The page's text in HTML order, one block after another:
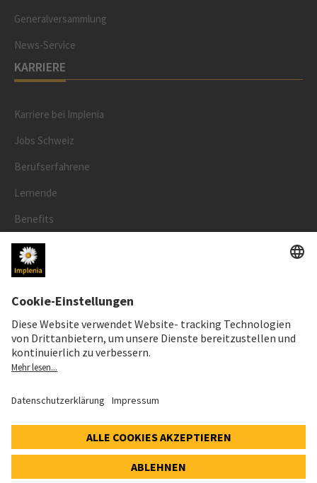
Generalversammlung
News-Service
KARRIERE
Karriere bei Implenia
Jobs Schweiz
Berufserfahrene
Lernende
Benefits
RECHTLICHES
Cookie- und Social-Media-Richtlinie
Cookie-Einstellungen
SWX: Implenia AG